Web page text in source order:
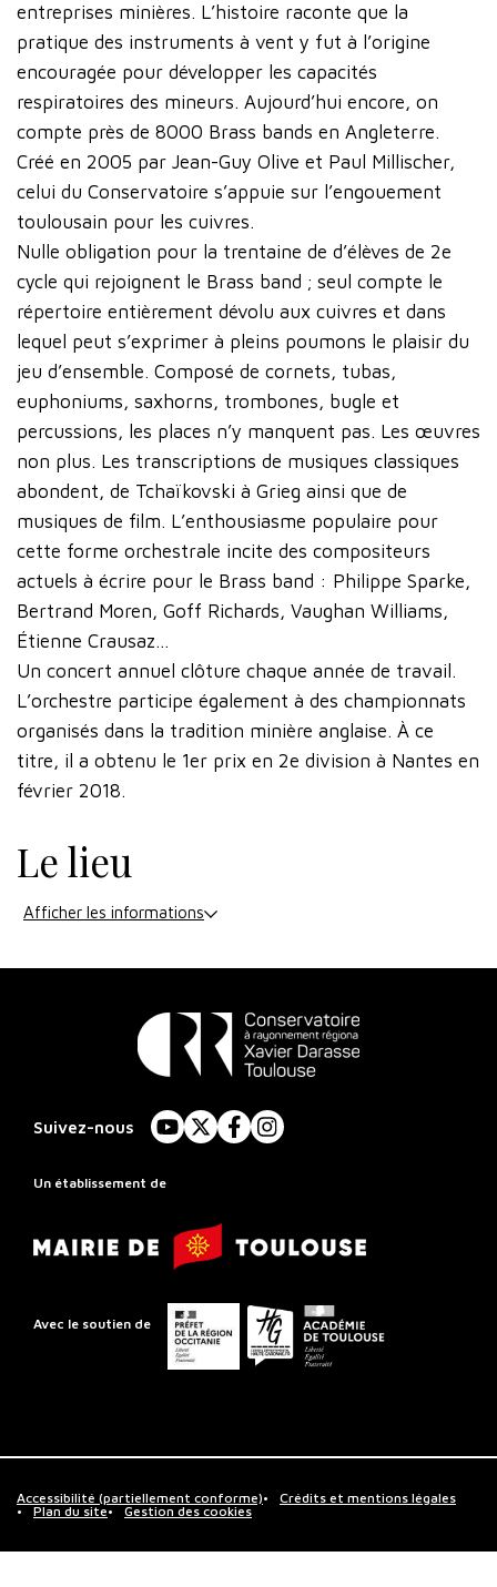
entreprises minières. L’histoire raconte que la
pratique des instruments à vent y fut à l’origine
encouragée pour développer les capacités
respiratoires des mineurs. Aujourd’hui encore, on
compte près de 8000 Brass bands en Angleterre.
Créé en 2005 par Jean-Guy Olive et Paul Millischer,
celui du Conservatoire s’appuie sur l’engouement
toulousain pour les cuivres.
Nulle obligation pour la trentaine de d’élèves de 2e
cycle qui rejoignent le Brass band ; seul compte le
répertoire entièrement dévolu aux cuivres et dans
lequel peut s’exprimer à pleins poumons le plaisir du
jeu d’ensemble. Composé de cornets, tubas,
euphoniums, saxhorns, trombones, bugle et
percussions, les places n’y manquent pas. Les œuvres
non plus. Les transcriptions de musiques classiques
abondent, de Tchaïkovski à Grieg ainsi que de
musiques de film. L’enthousiasme populaire pour
cette forme orchestrale incite des compositeurs
actuels à écrire pour le Brass band : Philippe Sparke,
Bertrand Moren, Goff Richards, Vaughan Williams,
Étienne Crausaz…
Un concert annuel clôture chaque année de travail.
L’orchestre participe également à des championnats
organisés dans la tradition minière anglaise. À ce
titre, il a obtenu le 1er prix en 2e division à Nantes en
février 2018.
Le lieu
Afficher les informations
Rayonnement
Régional
Toulouse
Suivez-nous
YouTube
X FacebookInstagram
Un établissement de
Mairie
de
Avec le soutien de
Préfet
de
la
Conseil
départemental
Académie
de
Accessibilité (partiellement conforme)
Crédits et mentions légales
Plan du site
Gestion des cookies